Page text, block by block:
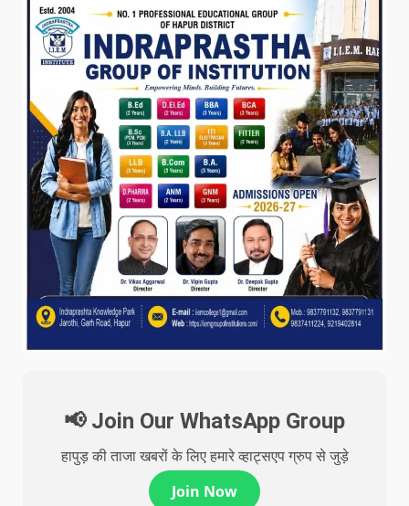
📢 Join Our WhatsApp Group
हापुड़ की ताजा खबरों के लिए हमारे व्हाट्सएप ग्रुप से जुड़े
Join Now